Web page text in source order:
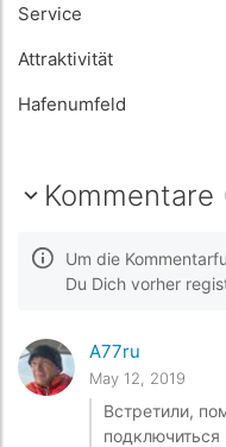
Service
Attraktivität
Hafenumfeld
Kommentare
Um die
Du Dich vorher
A77ru
May 12, 2019
Встретили,
подключиться